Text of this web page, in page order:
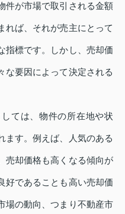
件が市場で取引される金額
れば、それが売主にとって
指標です。しかし、売却価
な要因によって決定される
ては、物件の所在地や状
ます。例えば、人気のある
売却価格も高くなる傾向が
好であることも高い売却価
場の動向、つまり不動産市